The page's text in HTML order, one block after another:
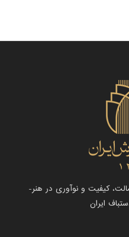
کیفیت و نوآوری در هنر-
ایران